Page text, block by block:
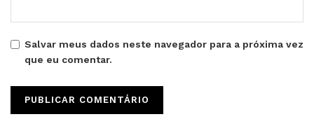
Salvar meus dados neste navegador para a próxima vez
que eu comentar.